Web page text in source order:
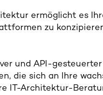
ermöglicht es
zu
und API-
die sich an Ihre
IT-Architektur-